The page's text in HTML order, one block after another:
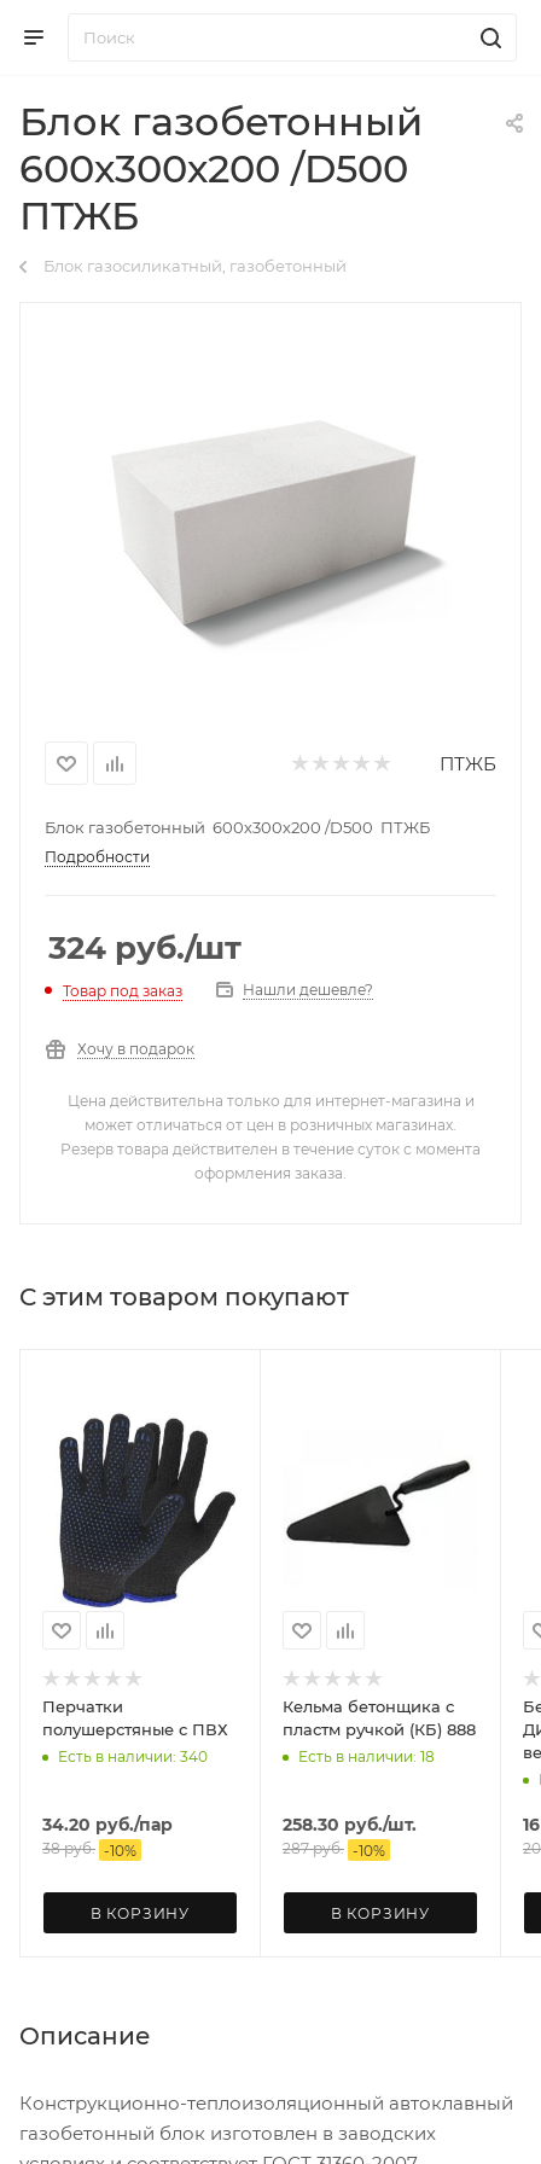
Блок газобетонный
600х300х200 /D500
ПТЖБ
Блок газосиликатный, газобетонный
ПТЖБ
Блок газобетонный 600х300х200 /D500 ПТЖБ
Подробности
324 руб./шт
Товар под заказ Нашли дешевле?
Хочу в подарок
Цена действительна только для интернет-магазина и
может отличаться от цен в розничных магазинах.
Резерв товара действителен в течение суток с момента
оформления заказа.
С этим товаром покупают
Перчатки
полушерстяные с ПВХ
Есть в наличии: 340
34.20 руб./пар
38руб. -10%
В КОРЗИНУ
Кельма бетонщика с
пластм ручкой (КБ) 888
Есть в наличии: 18
258.30 руб./шт.
287руб. -10%
В КОРЗИНУ
Описание
Конструкционно-теплоизоляционный автоклавный
газобетонный блок изготовлен в заводских